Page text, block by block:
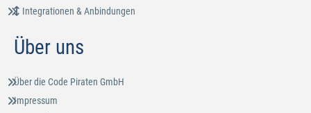
Integrationen & Anbindungen
Über uns
Über die Code Piraten GmbH
Impressum